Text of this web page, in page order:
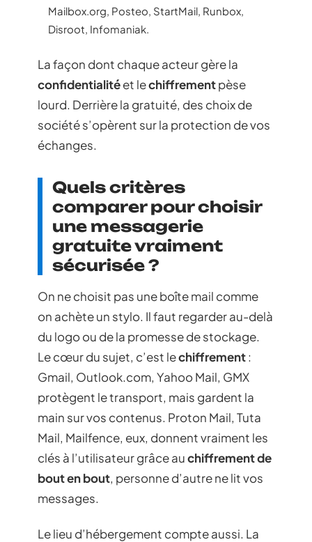
Mailbox.org, Posteo, StartMail, Runbox,
Disroot, Infomaniak.
La façon dont chaque acteur gère la
confidentialitéet lechiffrementpèse
lourd. Derrière la gratuité, des choix de
société s’opèrent sur la protection de vos
échanges.
Quels critères
comparer pour choisir
une messagerie
gratuite vraiment
sécurisée ?
On ne choisit pas une boîte mail comme
on achète un stylo. Il faut regarder au-delà
du logo ou de la promesse de stockage.
Le cœur du sujet, c’est lechiffrement:
Gmail, Outlook.com, Yahoo Mail, GMX
protègent le transport, mais gardent la
main sur vos contenus. Proton Mail, Tuta
Mail, Mailfence, eux, donnent vraiment les
clés à l’utilisateur grâce auchiffrement de
bout en bout, personne d’autre ne lit vos
messages.
Le lieu d’hébergement compte aussi. La